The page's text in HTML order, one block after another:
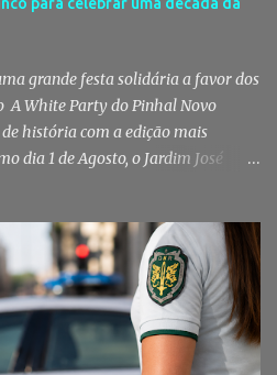
grande festa solidária a favor dos
A White Party do Pinhal Novo
história com a edição mais
dia 1 de Agosto, o Jardim José
para a Associação Humanitária
Pinhal Novo, reforçando o espírito
este evento. O branco é a cor
no Pinhal Novo 10 anos depois da
continua a ser muito mais do que
É um ponto de encontro entre